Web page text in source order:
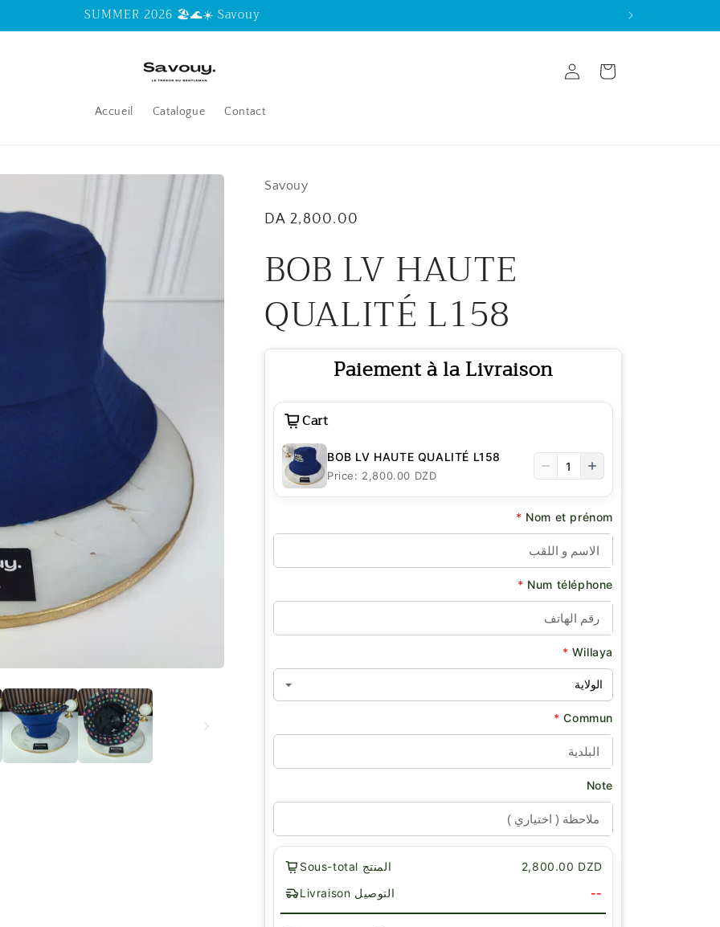
Garantie de la meilleure Qualité
Accueil Catalogue Contact
in
Cart
Savouy
Regular
DA 2,800.00
BOB LV HAUTE
QUALITÉ L158
Paiement à la Livraison
Cart
BOB LV HAUTE QUALITÉ L158
Price: 2,800.00 DZD
1
Nom et prénom
*
Num téléphone
*
Willaya
*
Commun
*
Note
Sous-total المنتج
2,800.00 DZD
Livraison التوصيل
--